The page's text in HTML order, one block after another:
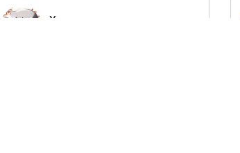
ohagi☆faulheit.co.jp（☆→@）
※3日以上経っても返信が無い場合、お手数
Yu